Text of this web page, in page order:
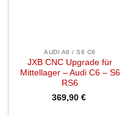
AUDI A6 / S6 C6
JXB CNC Upgrade für
Mittellager – Audi C6 – S6
RS6
369,90 €